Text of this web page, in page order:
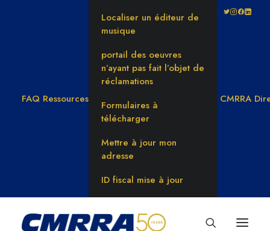
FAQ Ressources
Localiser un éditeur de
musique
portail des oeuvres
n’ayant pas fait l’objet de
réclamations
Formulaires à
télécharger
Mettre à jour mon
adresse
ID fiscal mise à jour
CMRRA